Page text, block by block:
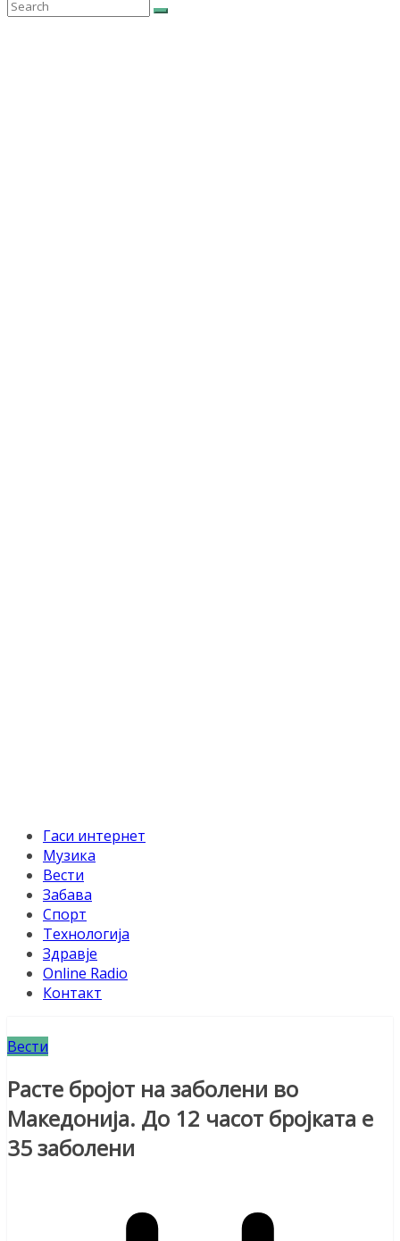
Гаси интернет
Музика
Вести
Забава
Спорт
Технологија
Здравје
Online Radio
Контакт
Вести
Расте бројот на заболени во
Македонија. До 12 часот бројката е
35 заболени